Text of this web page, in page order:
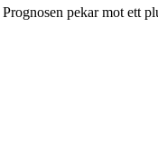
pekar mot ett